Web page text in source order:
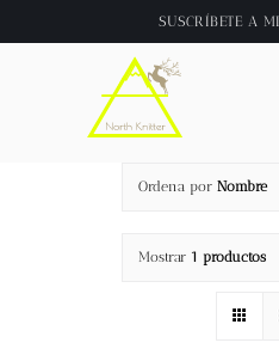
al
SUSCRÍBETE A
Inicio
About
Ordena por Nombre
Mostrar 1 productos